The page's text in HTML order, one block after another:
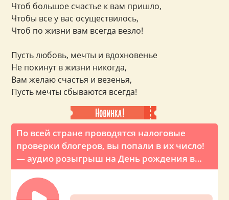
По всей стране проводятся налоговые
проверки блогеров, вы попали в их число!
— аудио розыгрыш на День рождения в
виде звонка из налоговой
Чтоб большое счастье к вам пришло,
Чтобы все у вас осуществилось,
Чтоб по жизни вам всегда везло!
Пусть любовь, мечты и вдохновенье
Не покинут в жизни никогда,
Вам желаю счастья и везенья,
Пусть мечты сбываются всегда!